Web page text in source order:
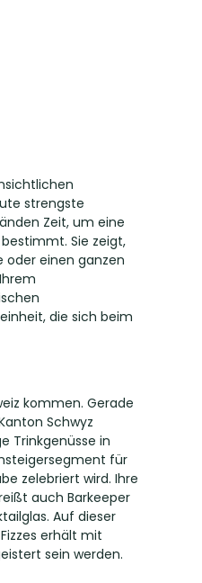
strengste
Zeit, um eine
Sie zeigt,
oder einen ganzen
die sich beim
kommen. Gerade
Schwyz
Trinkgenüsse in
für
zelebriert wird. Ihre
auch Barkeeper
Auf dieser
erhält mit
sein werden.